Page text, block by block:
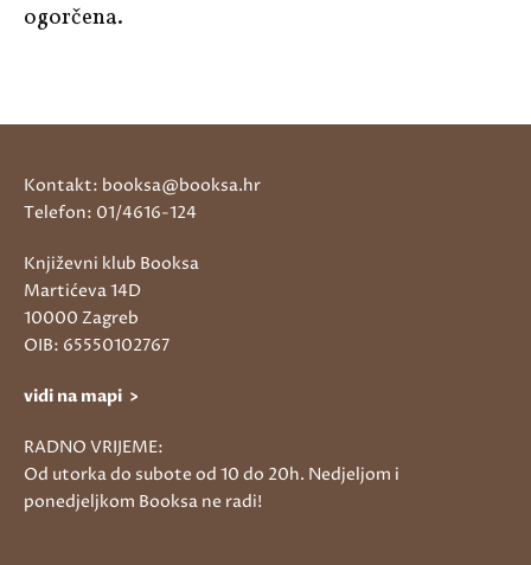
ogorčena.
Kontakt: booksa@booksa.hr
Telefon: 01/4616-124
Književni klub Booksa
Martićeva 14D
10000 Zagreb
OIB: 65550102767
vidi na mapi >
RADNO VRIJEME:
Od utorka do subote od 10 do 20h. Nedjeljom i
ponedjeljkom Booksa ne radi!